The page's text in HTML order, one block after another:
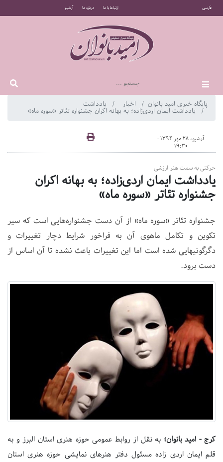
فارسی ارتباط با ما درباره ما آرشیو
پایگاه خبری امید بانوان اخبار یادداشت
یادداشت ایمان اردی‌زاده؛ به بهانه اکران جشنواره تئاتر «سوره ماه»
آرشیو، 28 مهر 1394 -
19:30
حرکتی به سمت هنر ارزشی
یادداشت ایمان اردی‌زاده؛ به بهانه اکران
جشنواره تئاتر «سوره ماه»
جشنواره تئاتر «سوره ماه» از آن دست جشنواره‌هایی است که سیر
تکوین و تکامل ماهوی آن به فراخور شرایط دچار تغییرات و
دگرگونیهایی شده است اما این تغییرات باعث نشده تا آن اساس از
دست برود.
کرج - امید بانوان؛ به نقل از روابط عمومی حوزه هنری استان البرز و به
قلم ایمان اردی زاده مسئول دفتر هنرهای نمایشی حوزه هنری استان